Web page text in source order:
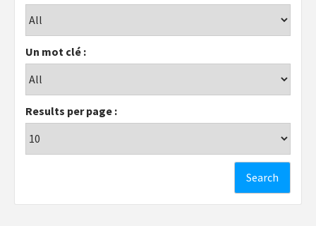
Un mot clé :
Results per page :